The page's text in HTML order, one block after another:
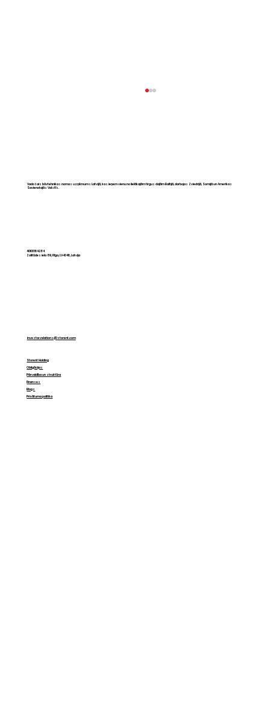
Vadošais būvtehnikas nomas uzņēmums Latvijā, kas ieņem vienu no lielākajām tirgus daļām Baltijā, darbojas Zviedrijā, Somijā un Amerikas
Savienotajās Valstīs.
40103164284
Zolitūdes iela 89, Rīga, LV-1046, Latvija
investor.relations@storent.com
Storent Holding
Obligācijas
Pārvaldība un struktūra
Finanses
Blogs
Privātuma politika